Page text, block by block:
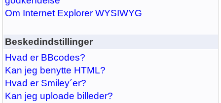
Om Internet Explorer WYSIWYG
Beskedindstillinger
Hvad er BBcodes?
Kan jeg benytte HTML?
Hvad er Smiley´er?
Kan jeg uploade billeder?